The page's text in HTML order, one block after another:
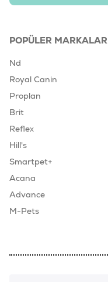
POPÜLER MARKALAR
Nd
Royal Canin
Proplan
Brit
Reflex
Hill's
Smartpet+
Acana
Advance
M-Pets